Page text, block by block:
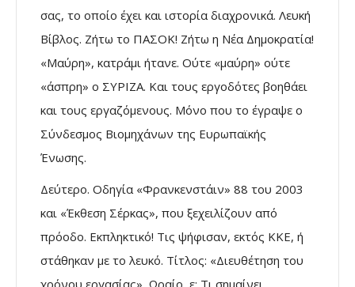
σας, το οποίο έχει και ιστορία διαχρονικά. Λευκή
Βίβλος. Ζήτω το ΠΑΣΟΚ! Ζήτω η Νέα Δημοκρατία!
«Μαύρη», κατράμι ήτανε. Ούτε «μαύρη» ούτε
«άσπρη» ο ΣΥΡΙΖΑ. Και τους εργοδότες βοηθάει
και τους εργαζόμενους. Μόνο που το έγραψε ο
Σύνδεσμος Βιομηχάνων της Ευρωπαϊκής
Ένωσης.
Δεύτερο. Οδηγία «Φρανκενστάιν» 88 του 2003
και «Έκθεση Σέρκας», που ξεχειλίζουν από
πρόοδο. Εκπληκτικό! Τις ψήφισαν, εκτός ΚΚΕ, ή
στάθηκαν με το λευκό. Τίτλος: «Διευθέτηση του
χρόνου εργασίας». Ωραίο, ε; Τι σημαίνει